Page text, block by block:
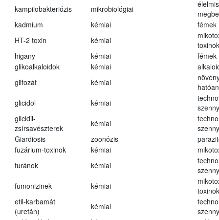
kampilobakteriózis
mikrobiológiai
kadmium
kémiai
fémek
HT-2 toxin
kémiai
toxinok
higany
kémiai
fémek
glikoalkaloidok
kémiai
glifozát
kémiai
glicidol
kémiai
glicidil-
zsírsavészterek
kémiai
Giardiosis
zoonózis
fuzárium-toxinok
kémiai
furánok
kémiai
fumonizinek
kémiai
toxinok
etil-karbamát
(uretán)
kémiai